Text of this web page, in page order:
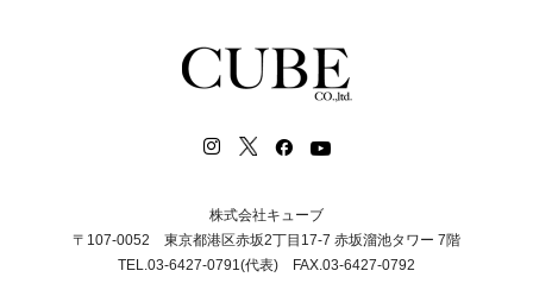
株式会社キューブ
〒107-0052 東京都港区赤坂2丁目17-7 赤坂溜池タワー 7階
TEL.03-6427-0791(代表) FAX.03-6427-0792